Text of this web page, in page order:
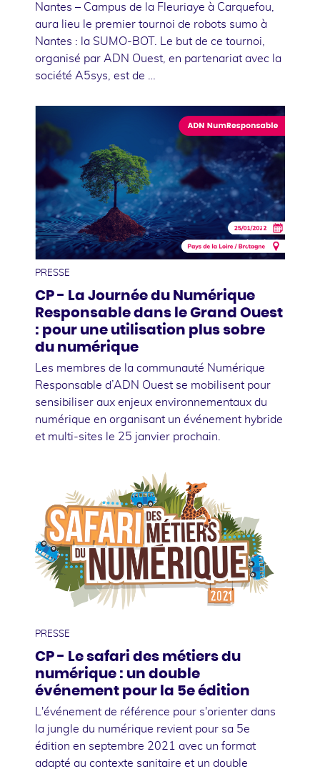
Nantes – Campus de la Fleuriaye à Carquefou,
aura lieu le premier tournoi de robots sumo à
Nantes : la SUMO-BOT. Le but de ce tournoi,
organisé par ADN Ouest, en partenariat avec la
société A5sys, est de …
17
janvier
PRESSE
CP - La Journée du Numérique
Responsable dans le Grand Ouest
: pour une utilisation plus sobre
du numérique
Les membres de la communauté Numérique
Responsable d’ADN Ouest se mobilisent pour
sensibiliser aux enjeux environnementaux du
numérique en organisant un événement hybride
et multi-sites le 25 janvier prochain.
01
septembre
PRESSE
CP - Le safari des métiers du
numérique : un double
événement pour la 5e édition
L'événement de référence pour s'orienter dans
la jungle du numérique revient pour sa 5e
édition en septembre 2021 avec un format
adapté au contexte sanitaire et un double